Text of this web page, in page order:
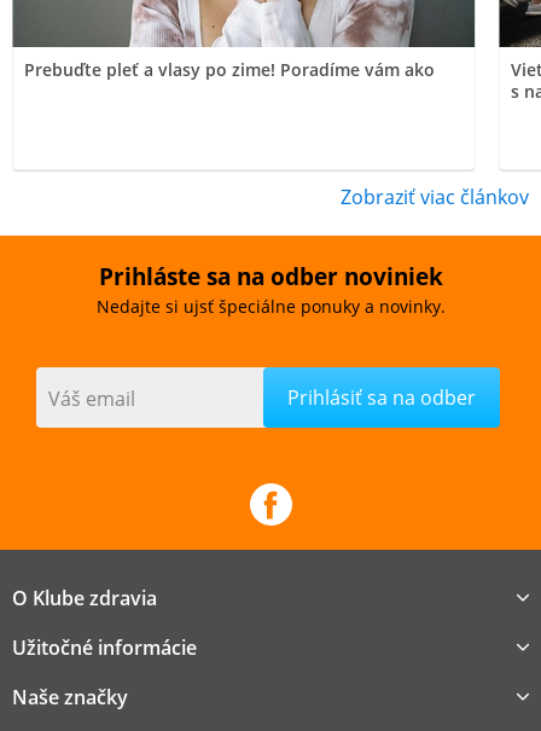
Prebuďte pleť a vlasy po zime! Poradíme vám ako
s
Zobraziť viac článkov
Prihláste sa na odber noviniek
Nedajte si ujsť špeciálne ponuky a novinky.
Váš email
O Klube zdravia
Užitočné informácie
Naše značky